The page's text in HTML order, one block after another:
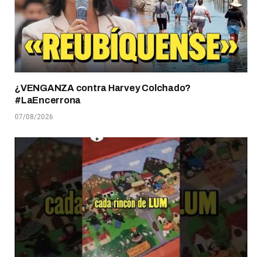
¿VENGANZA contra Harvey Colchado?
#LaEncerrona
07/08/2026